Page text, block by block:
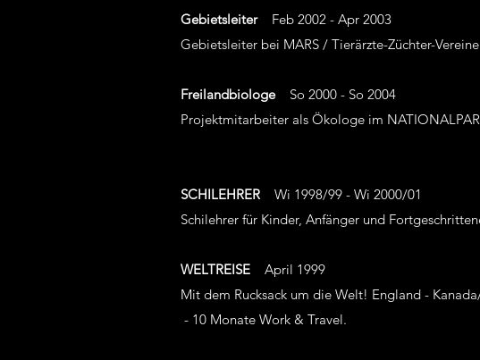
GebietsleiterFeb 2002 - Apr 2003
Gebietsleiter bei MARS / Tierärzte-Züchter-Vereine
Freilandbiologe So 2000 - So 2004
Projektmitarbeiter als Ökologe im
SCHILEHRER Wi 1998/99 - Wi 2000/01
Schilehrer für Kinder, Anfänger und
WELTREISE April 1999
Mit dem Rucksack um die Welt! England -
- 10 Monate Work & Travel.